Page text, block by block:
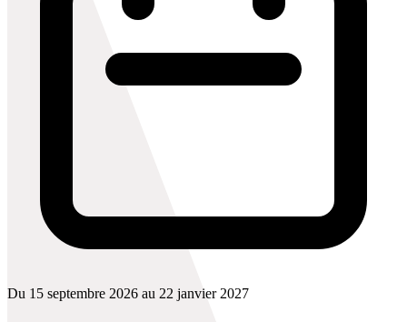
Du 15 septembre 2026 au 22 janvier 2027